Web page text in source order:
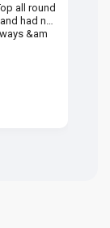
all round
had no
&am